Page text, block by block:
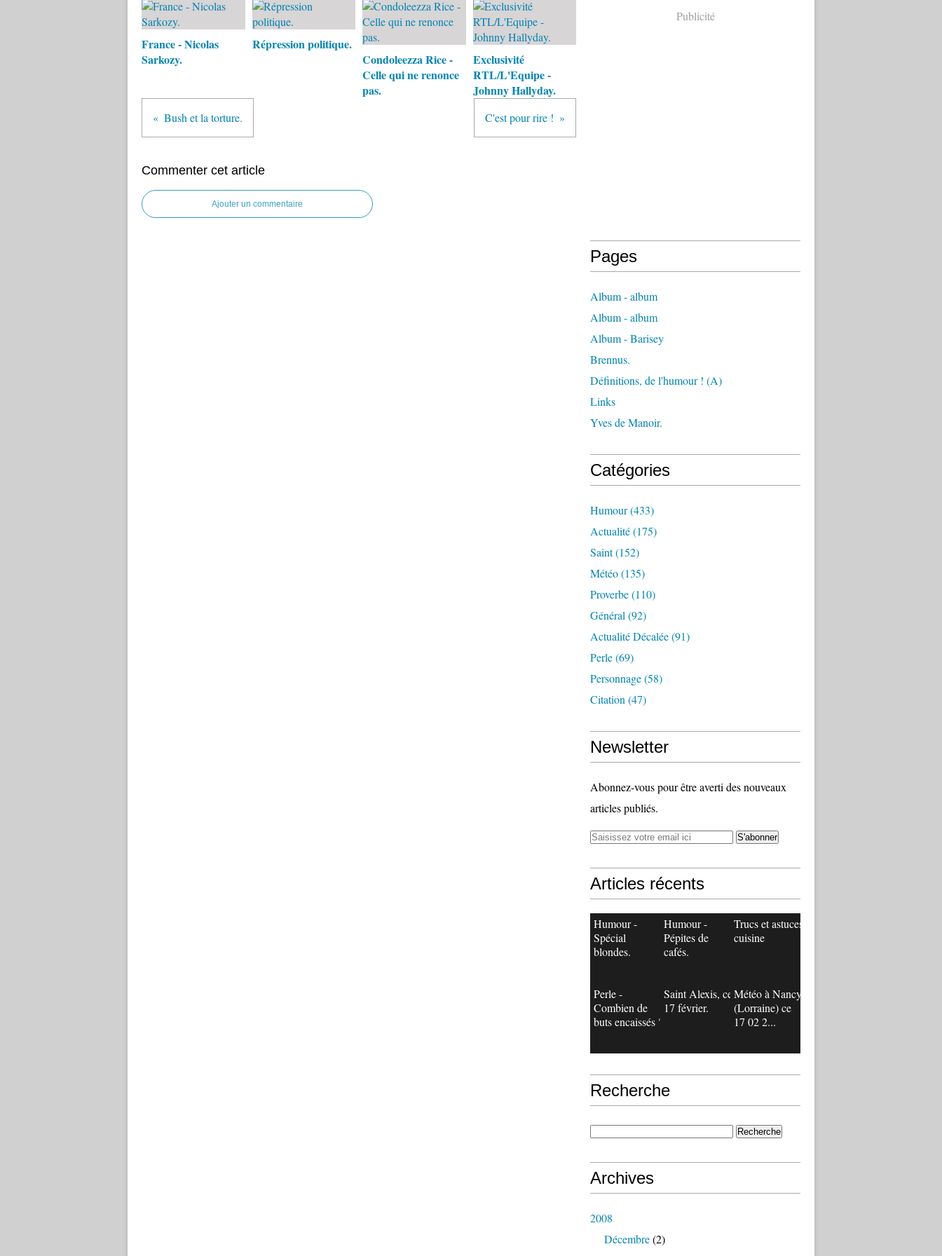
France - Nicolas
Sarkozy.
Répression politique.
Condoleezza Rice -
Celle qui ne renonce
pas.
Exclusivité
RTL/L'Equipe -
Johnny Hallyday.
Bush et la torture. C'est pour rire !
Commenter cet article
Ajouter un commentaire
Publicité
Pages
Album - album
Album - album
Album - Barisey
Brennus.
Définitions, de l'humour ! (A)
Links
Yves de Manoir.
Catégories
Humour(433)
Actualité(175)
Saint(152)
Météo(135)
Proverbe(110)
Général (92)
Actualité Décalée(91)
Perle(69)
Personnage(58)
Citation (47)
Newsletter
Abonnez-vous pour être averti des nouveaux
articles publiés.
Articles récents
Humour -
Spécial
blondes.
Humour -
Pépites de
cafés.
Trucs et astuces
cuisine
Perle -
Combien de
buts encaissés ?
Saint Alexis, ce
17 février.
Météo à Nancy
(Lorraine) ce
17 02 2...
Recherche
Archives
2008
Décembre(2)